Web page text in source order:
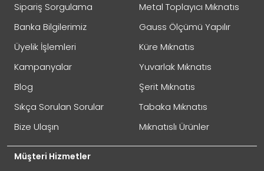
Sipariş Sorgulama
Banka Bilgilerimiz
Üyelik İşlemleri
Kampanyalar
Blog
Sıkça Sorulan Sorular
Bize Ulaşın
Müşteri Hizmetler
Metal Toplayıcı Mıknatıs
Gauss Ölçümü Yapılır
Küre Mıknatıs
Yuvarlak Mıknatıs
Şerit Mıknatıs
Tabaka Mıknatıs
Mıknatıslı Ürünler